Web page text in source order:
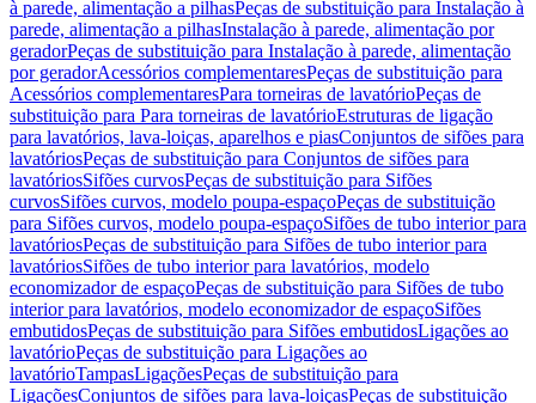
à parede, alimentação a pilhasPeças de substituição para Instalação à
parede, alimentação a pilhasInstalação à parede, alimentação por
geradorPeças de substituição para Instalação à parede, alimentação
por geradorAcessórios complementaresPeças de substituição para
Acessórios complementaresPara torneiras de lavatórioPeças de
substituição para Para torneiras de lavatórioEstruturas de ligação
para lavatórios, lava-loiças, aparelhos e piasConjuntos de sifões para
lavatóriosPeças de substituição para Conjuntos de sifões para
lavatóriosSifões curvosPeças de substituição para Sifões
curvosSifões curvos, modelo poupa-espaçoPeças de substituição
para Sifões curvos, modelo poupa-espaçoSifões de tubo interior para
lavatóriosPeças de substituição para Sifões de tubo interior para
lavatóriosSifões de tubo interior para lavatórios, modelo
economizador de espaçoPeças de substituição para Sifões de tubo
interior para lavatórios, modelo economizador de espaçoSifões
embutidosPeças de substituição para Sifões embutidosLigações ao
lavatórioPeças de substituição para Ligações ao
lavatórioTampasLigaçõesPeças de substituição para
LigaçõesConjuntos de sifões para lava-loiçasPeças de substituição